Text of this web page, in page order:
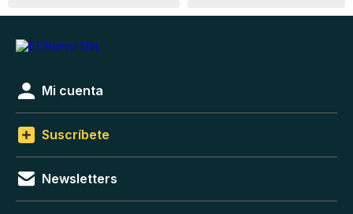
Mi cuenta
Suscríbete
Newsletters